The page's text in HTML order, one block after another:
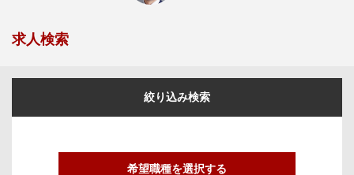
求人検索
絞り込み検索
希望職種を選択する